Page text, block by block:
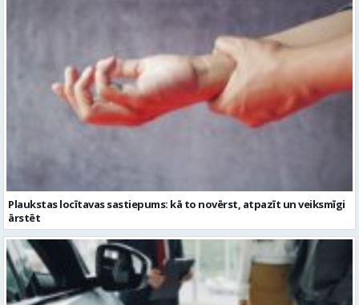
Plaukstas locītavas sastiepums: kā to novērst, atpazīt un veiksmīgi